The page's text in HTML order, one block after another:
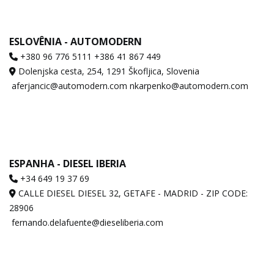
ESLOVÊNIA - AUTOMODERN
+380 96 776 5111 +386 41 867 449
Dolenjska cesta, 254, 1291 Škofljica, Slovenia
aferjancic@automodern.com nkarpenko@automodern.com
ESPANHA - DIESEL IBERIA
+34 649 19 37 69
CALLE DIESEL DIESEL 32, GETAFE - MADRID - ZIP CODE:
28906
fernando.delafuente@dieseliberia.com